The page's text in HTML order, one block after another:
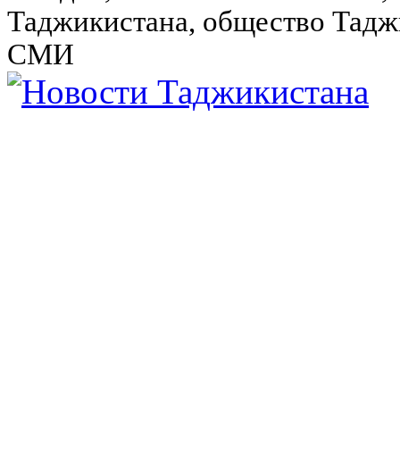
Таджикистана, общество
СМИ